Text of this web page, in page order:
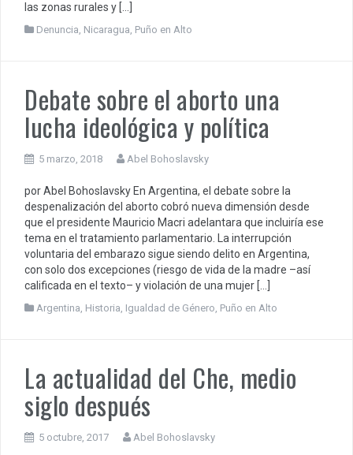
las zonas rurales y […]
Denuncia, Nicaragua, Puño en Alto
Debate sobre el aborto una
lucha ideológica y política
5 marzo, 2018 Abel Bohoslavsky
por Abel Bohoslavsky En Argentina, el debate sobre la
despenalización del aborto cobró nueva dimensión desde
que el presidente Mauricio Macri adelantara que incluiría ese
tema en el tratamiento parlamentario. La interrupción
voluntaria del embarazo sigue siendo delito en Argentina,
con solo dos excepciones (riesgo de vida de la madre –así
calificada en el texto– y violación de una mujer […]
Argentina, Historia, Igualdad de Género, Puño en Alto
La actualidad del Che, medio
siglo después
5 octubre, 2017 Abel Bohoslavsky